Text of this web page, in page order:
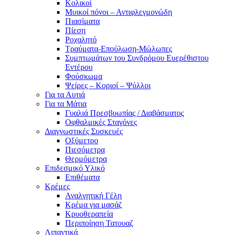
Κολικοί
Μυικοί πόνοι – Αντιφλεγμονώδη
Πιασίματα
Πίεση
Ροχαλητό
Τραύματα-Επούλωση-Μώλωπες
Συμπτωμάτων του Συνδρόμου Ευερέθιστου
Εντέρου
Φούσκωμα
Ψείρες – Κοριοί – Ψύλλοι
Για τα Αυτιά
Για τα Μάτια
Γυαλιά Πρεσβυωπίας / Διαβάσματος
Οφθαλμικές Σταγόνες
Διαγνωστικές Συσκευές
Οξύμετρο
Πιεσόμετρα
Θερμόμετρα
Επιδεσμικό Υλικό
Επιθέματα
Κρέμες
Αναλγητική Γέλη
Κρέμα για μασάζ
Κρυοθεραπεία
Περιποίηση Τατουαζ
Λιπαντικά